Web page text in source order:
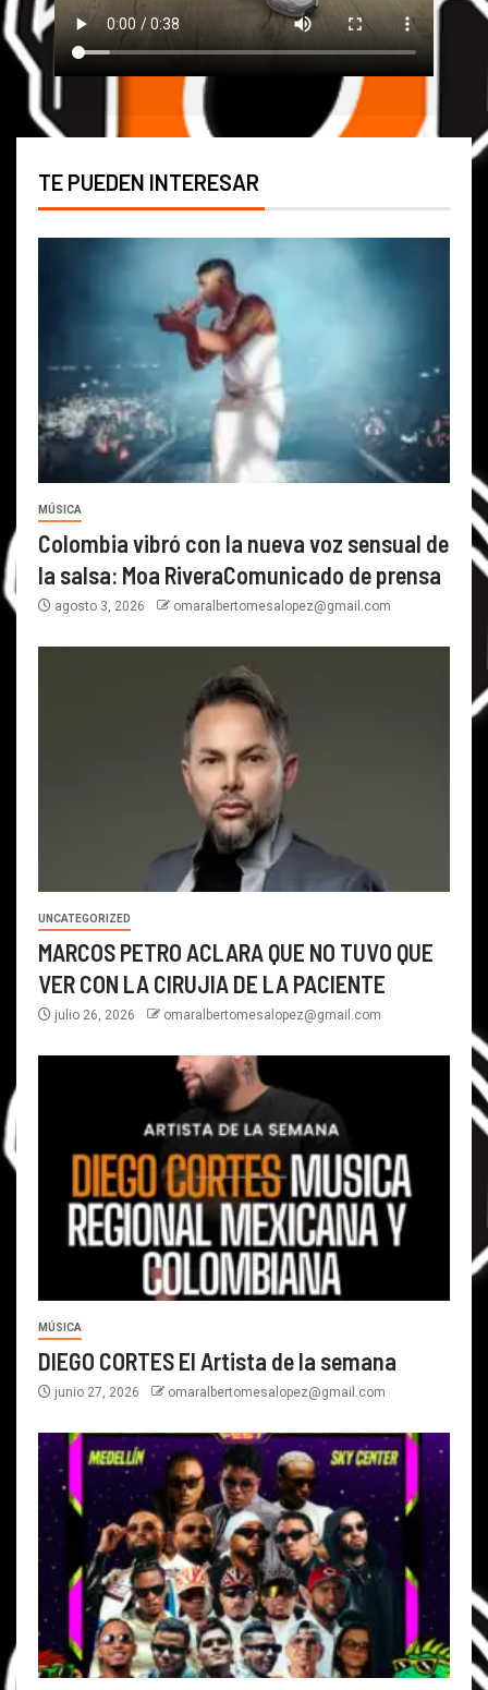
TE PUEDEN INTERESAR
MÚSICA
Colombia vibró con la nueva voz sensual de
la salsa: Moa RiveraComunicado de prensa
agosto 3, 2026 omaralbertomesalopez@gmail.com
UNCATEGORIZED
MARCOS PETRO ACLARA QUE NO TUVO QUE
VER CON LA CIRUJIA DE LA PACIENTE
julio 26, 2026 omaralbertomesalopez@gmail.com
MÚSICA
DIEGO CORTES El Artista de la semana
junio 27, 2026 omaralbertomesalopez@gmail.com